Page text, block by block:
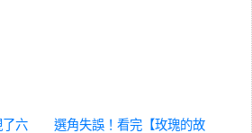
六
選角失誤！看完【玫瑰的故